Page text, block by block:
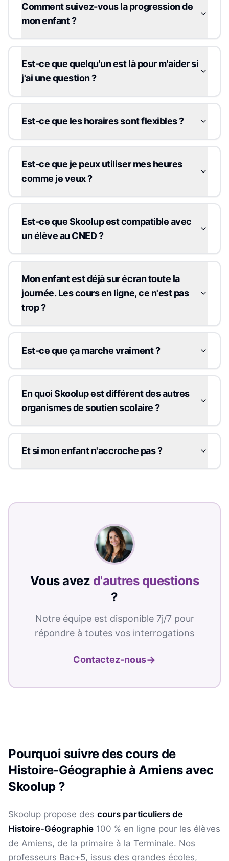
Comment suivez-vous la progression de
mon enfant ?
Est-ce que quelqu'un est là pour m'aider si
j'ai une question ?
Est-ce que les horaires sont flexibles ?
Est-ce que je peux utiliser mes heures
comme je veux ?
Est-ce que Skoolup est compatible avec
un élève au CNED ?
Mon enfant est déjà sur écran toute la
journée. Les cours en ligne, ce n'est pas
trop ?
Est-ce que ça marche vraiment ?
En quoi Skoolup est différent des autres
organismes de soutien scolaire ?
Et si mon enfant n'accroche pas ?
Vous avez d'autres questions
?
Notre équipe est disponible 7j/7 pour
répondre à toutes vos interrogations
Contactez-nous→
Pourquoi suivre des cours de
Histoire-Géographieà Amiensavec
Skoolup ?
Skoolup propose des cours particuliers de
Histoire-Géographie 100 % en ligne pour les élèves
de Amiens, de la primaire à la Terminale. Nos
professeurs Bac+5, issus des grandes écoles,